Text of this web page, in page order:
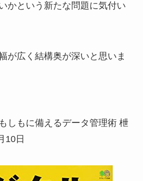
かという新たな問題に気付い
が広く結構奥が深いと思いま
しもに備えるデータ管理術 枻
10日